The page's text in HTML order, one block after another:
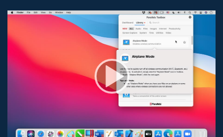
Bereich erfassen
Bildschirm erfassen